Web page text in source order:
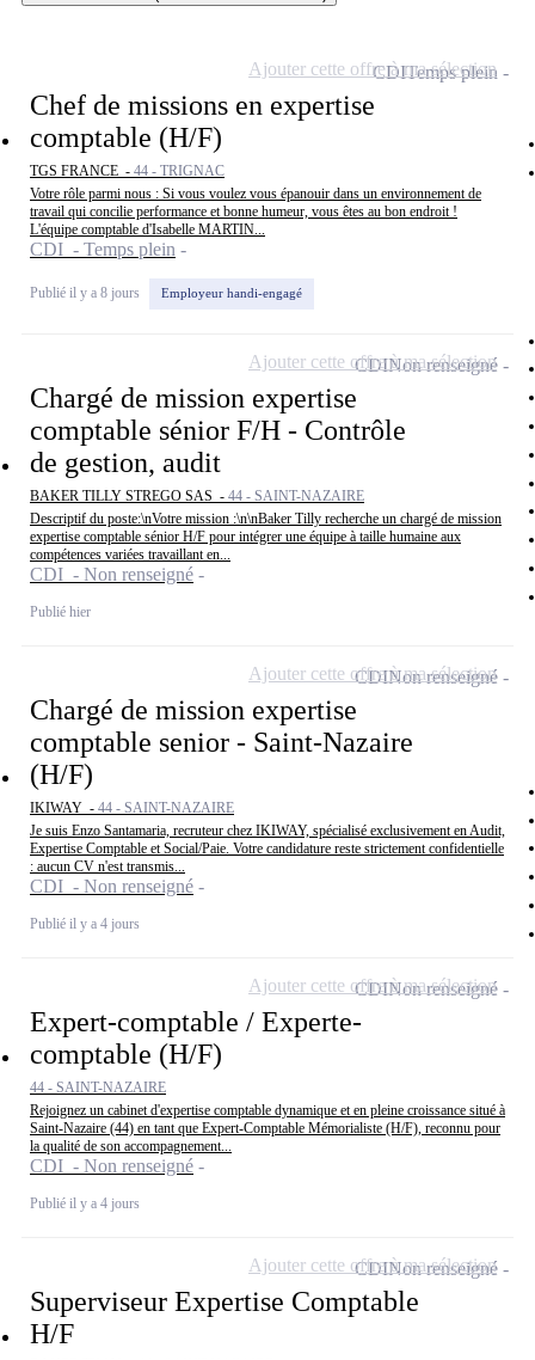
Chef de missions en expertise
comptable (H/F)
TGS FRANCE - 44 - TRIGNAC
Votre rôle parmi nous : Si vous voulez vous épanouir dans un environnement de
travail qui concilie performance et bonne humeur, vous êtes au bon endroit !
L'équipe comptable d'Isabelle MARTIN...
CDI - Temps plein
Publié il y a 8 jours Employeur handi-engagé
CDITemps plein
Ajouter cette offre à ma sélection
Chargé de mission expertise
comptable sénior F/H - Contrôle
de gestion, audit
BAKER TILLY STREGO SAS - 44 - SAINT-NAZAIRE
Descriptif du poste:\nVotre mission :\n\nBaker Tilly recherche un chargé de mission
expertise comptable sénior H/F pour intégrer une équipe à taille humaine aux
compétences variées travaillant en...
CDI - Non renseigné
Publié hier
CDINon renseigné
Ajouter cette offre à ma sélection
Chargé de mission expertise
comptable senior - Saint-Nazaire
(H/F)
IKIWAY - 44 - SAINT-NAZAIRE
Je suis Enzo Santamaria, recruteur chez IKIWAY, spécialisé exclusivement en Audit,
Expertise Comptable et Social/Paie. Votre candidature reste strictement confidentielle
: aucun CV n'est transmis...
CDI - Non renseigné
Publié il y a 4 jours
CDINon renseigné
Ajouter cette offre à ma sélection
Expert-comptable / Experte-
comptable (H/F)
44 - SAINT-NAZAIRE
Rejoignez un cabinet d'expertise comptable dynamique et en pleine croissance situé à
Saint-Nazaire (44) en tant que Expert-Comptable Mémorialiste (H/F), reconnu pour
la qualité de son accompagnement...
CDI - Non renseigné
Publié il y a 4 jours
CDINon renseigné
Ajouter cette offre à ma sélection
Superviseur Expertise Comptable
H/F
CDINon renseigné
Ajouter cette offre à ma sélection